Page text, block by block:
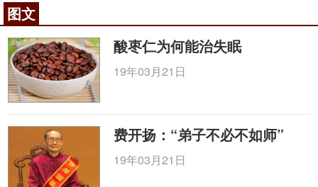
图文
酸枣仁为何能治失眠
19年03月21日
费开扬：“弟子不必不如师”
19年03月21日